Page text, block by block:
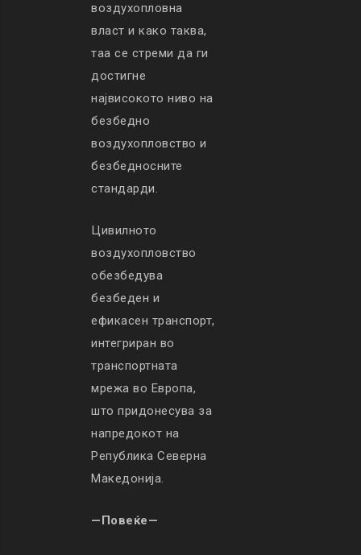
воздухопловна
власт и како таква,
таа се стреми да ги
достигне
највисокото ниво на
безбедно
воздухопловство и
безбедносните
стандарди.
Цивилното
воздухопловство
обезбедува
безбеден и
ефикасен транспорт,
интегриран во
транспортната
мрежа во Европа,
што придонесува за
напредокот на
Република Северна
Македонија.
—Повеќе—